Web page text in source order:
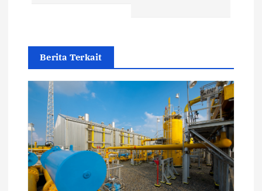
g
a
t
Berita Terkait